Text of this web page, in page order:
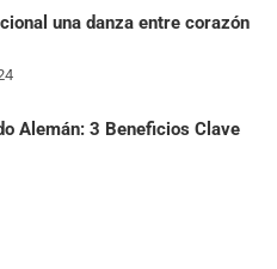
una danza entre corazón
Alemán: 3 Beneficios Clave